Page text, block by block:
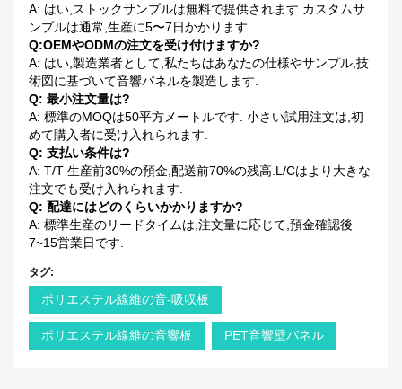
A: はい,ストックサンプルは無料で提供されます.カスタムサ
ンプルは通常,生産に5〜7日かかります.
Q:OEMやODMの注文を受け付けますか?
A: はい,製造業者として,私たちはあなたの仕様やサンプル,技
術図に基づいて音響パネルを製造します.
Q: 最小注文量は?
A: 標準のMOQは50平方メートルです. 小さい試用注文は,初
めて購入者に受け入れられます.
Q: 支払い条件は?
A: T/T 生産前30%の預金,配送前70%の残高.L/Cはより大きな
注文でも受け入れられます.
Q: 配達にはどのくらいかかりますか?
A: 標準生産のリードタイムは,注文量に応じて,預金確認後
7~15営業日です.
タグ:
ポリエステル線維の音-吸収板
ポリエステル線維の音響板 PET音響壁パネル